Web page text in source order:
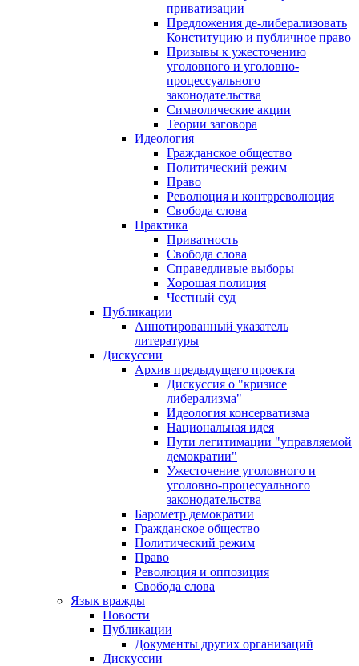
приватизации
Предложения де-либерализовать
Конституцию и публичное право
Призывы к ужесточению
уголовного и уголовно-
процессуального
законодательства
Символические акции
Теории заговора
Идеология
Гражданское общество
Политический режим
Право
Революция и контрреволюция
Свобода слова
Практика
Приватность
Свобода слова
Справедливые выборы
Хорошая полиция
Честный суд
Публикации
Аннотированный указатель
литературы
Дискуссии
Архив предыдущего проекта
Дискуссия о "кризисе
либерализма"
Идеология консерватизма
Национальная идея
Пути легитимации "управляемой
демократии"
Ужесточение уголовного и
уголовно-процесуального
законодательства
Барометр демократии
Гражданское общество
Политический режим
Право
Революция и оппозиция
Свобода слова
Язык вражды
Новости
Публикации
Документы других организаций
Дискуссии